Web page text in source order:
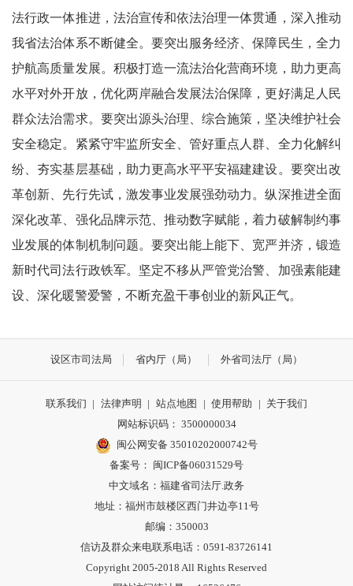
法行政一体推进，法治宣传和依法治理一体贯通，深入推动
我省法治体系不断健全。要突出服务经济、保障民生，全力
护航高质量发展。积极打造一流法治化营商环境，助力更高
水平对外开放，优化两岸融合发展法治保障，更好满足人民
群众法治需求。要突出源头治理、综合施策，坚决维护社会
安全稳定。紧紧守牢监所安全、管好重点人群、全力化解纠
纷、夯实基层基础，助力更高水平平安福建建设。要突出改
革创新、先行先试，激发事业发展强劲动力。纵深推进全面
深化改革、强化品牌示范、推动数字赋能，着力破解制约事
业发展的体制机制问题。要突出能上能下、宽严并济，锻造
新时代司法行政铁军。坚定不移从严管党治警、加强素能建
设、深化暖警爱警，不断充盈干事创业的新风正气。
设区市司法局 省内厅（局） 外省司法厅（局）
联系我们 | 法律声明 | 站点地图 | 使用帮助 | 关于我们
网站标识码： 3500000034
闽公网安备 35010202000742号
备案号： 闽ICP备06031529号
中文域名：福建省司法厅.政务
地址：福州市鼓楼区西门井边亭11号
邮编：350003
信访及群众来电联系电话：0591-83726141
Copyright 2005-2018 All Rights Reserved